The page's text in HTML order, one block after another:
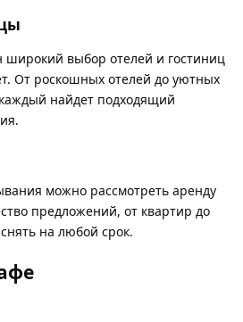
широкий выбор отелей и гостиниц
От роскошных отелей до уютных
найдет подходящий
можно рассмотреть аренду
предложений, от квартир до
на любой срок.